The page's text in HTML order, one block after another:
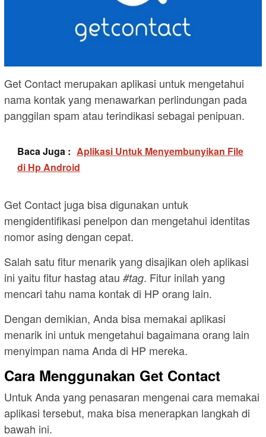
Get Contact merupakan aplikasi untuk mengetahui
nama kontak yang menawarkan perlindungan pada
panggilan spam atau terindikasi sebagai penipuan.
Baca Juga : Aplikasi Untuk Menyembunyikan File
di Hp Android
Get Contact juga bisa digunakan untuk
mengidentifikasi penelpon dan mengetahui identitas
nomor asing dengan cepat.
Salah satu fitur menarik yang disajikan oleh aplikasi
ini yaitu fitur hastag atau #tag. Fitur inilah yang
mencari tahu nama kontak di HP orang lain.
Dengan demikian, Anda bisa memakai aplikasi
menarik ini untuk mengetahui bagaimana orang lain
menyimpan nama Anda di HP mereka.
Cara Menggunakan Get Contact
Untuk Anda yang penasaran mengenai cara memakai
aplikasi tersebut, maka bisa menerapkan langkah di
bawah ini.